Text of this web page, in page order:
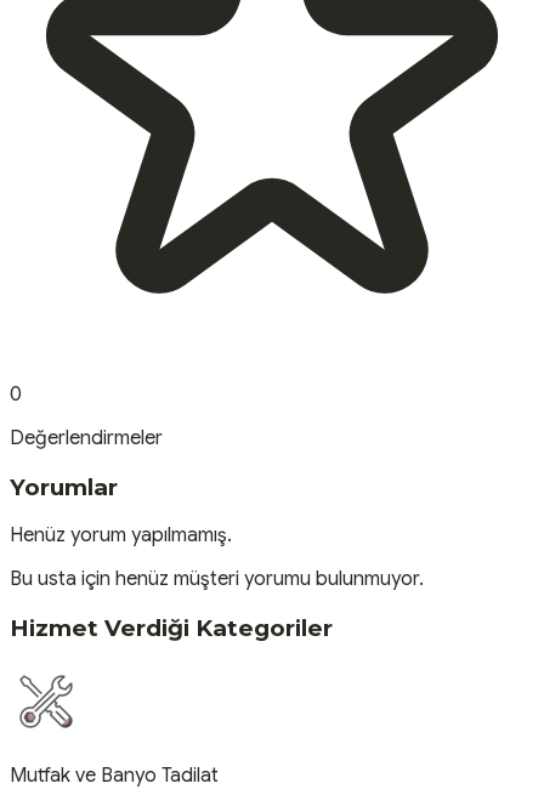
0
Değerlendirmeler
Yorumlar
Henüz yorum yapılmamış.
Bu usta için henüz müşteri yorumu bulunmuyor.
Hizmet Verdiği Kategoriler
Mutfak ve Banyo Tadilat